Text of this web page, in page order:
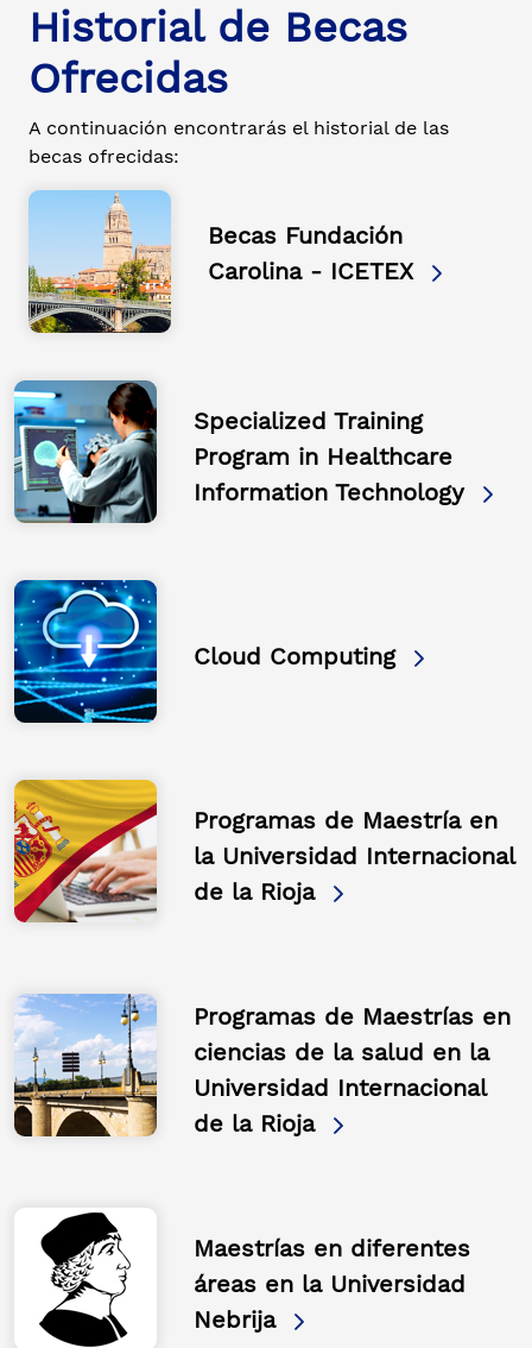
Historial de Becas
Ofrecidas
A continuación encontrarás el historial de las
becas ofrecidas:
Becas Fundación
Carolina - ICETEX
Specialized Training
Program in Healthcare
Information Technology
Cloud Computing
Programas de Maestría en
la Universidad Internacional
de la Rioja
Programas de Maestrías en
ciencias de la salud en la
Universidad Internacional
de la Rioja
Maestrías en diferentes
áreas en la Universidad
Nebrija